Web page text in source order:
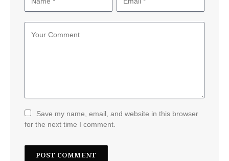
Save my name, email, and website in this browser
for the next time I comment.